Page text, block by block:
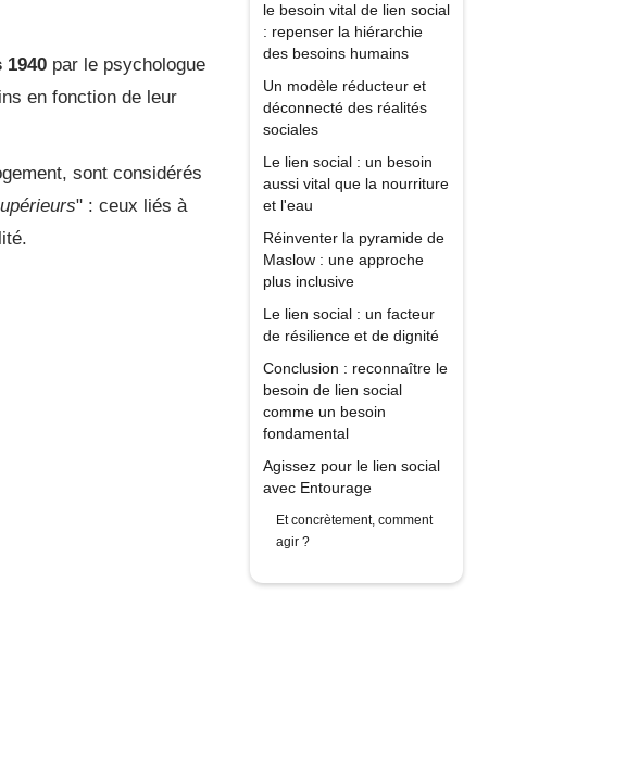
1940 par le psychologue
en fonction de leur
sont considérés
" : ceux liés à
le besoin vital de lien social
: repenser la hiérarchie
des besoins humains
Un modèle réducteur et
déconnecté des réalités
sociales
Le lien social : un besoin
aussi vital que la nourriture
et l'eau
Réinventer la pyramide de
Maslow : une approche
plus inclusive
Le lien social : un facteur
de résilience et de dignité
Conclusion : reconnaître le
besoin de lien social
comme un besoin
fondamental
Agissez pour le lien social
avec Entourage
Et concrètement, comment
agir ?